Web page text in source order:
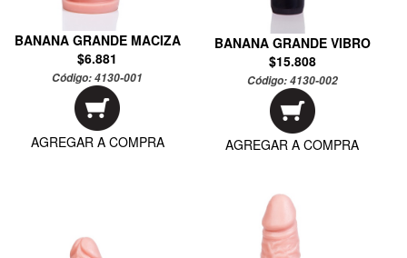
BANANA GRANDE MACIZA
$6.881
Código:4130-001
AGREGAR A COMPRA
BANANA GRANDE VIBRO
$15.808
Código:4130-002
AGREGAR A COMPRA